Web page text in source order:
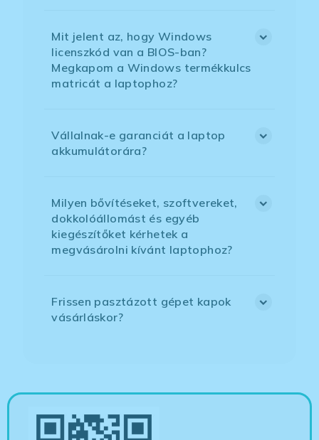
Mit jelent az, hogy Windows
licenszkód van a BIOS-ban?
Megkapom a Windows termékkulcs
matricát a laptophoz?
Vállalnak-e garanciát a laptop
akkumulátorára?
Milyen bővítéseket, szoftvereket,
dokkolóállomást és egyéb
kiegészítőket kérhetek a
megvásárolni kívánt laptophoz?
Frissen pasztázott gépet kapok
vásárláskor?